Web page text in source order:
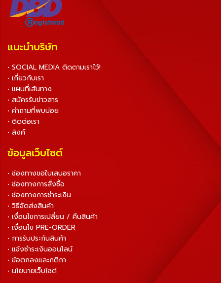
แนะนำบริษัท
• SOCIAL MEDIA ติดตามเราไว้!
• เกี่ยวกับเรา
• แผนที่เส้นทาง
• สมัครรับข่าวสาร
• คำถามที่พบบ่อย
• ติดต่อเรา
• ลิงค์
ข้อมูลเว็บไซต์
• ช่องทางขอใบเสนอราคา
• ช่องทางการสั่งซื้อ
• ช่องทางการชำระเงิน
• วิธีจัดส่งสินค้า
• เงื่อนไขการเปลี่ยน / คืนสินค้า
• เงื่อนไข PRE-ORDER
• การรับประกันสินค้า
• แจ้งชำระเงินออนไลน์
• ข้อตกลงและกติกา
• นโยบายเว็บไซต์